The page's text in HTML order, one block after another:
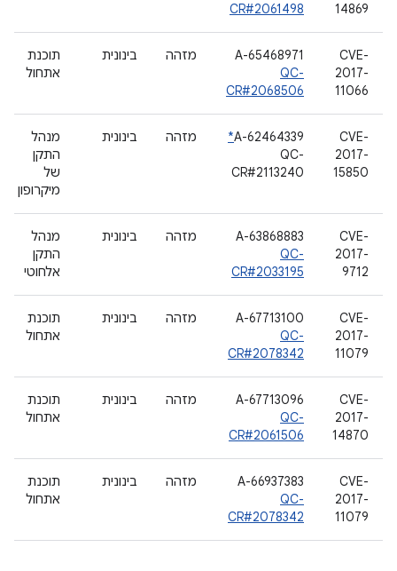
14869
CR#2061498
CVE-
2017-
11066
A-65468971
QC-
CR#2068506
מזהה בינונית
תוכנת
אתחול
CVE-
2017-
15850
A-62464339
*
QC-
CR#2113240
מזהה בינונית
מנהל
התקן
של
מיקרופון
CVE-
2017-
9712
A-63868883
QC-
CR#2033195
מזהה בינונית
מנהל
התקן
אלחוטי
CVE-
2017-
11079
A-67713100
QC-
CR#2078342
מזהה בינונית
תוכנת
אתחול
CVE-
2017-
14870
A-67713096
QC-
CR#2061506
מזהה בינונית
תוכנת
אתחול
CVE-
2017-
11079
A-66937383
QC-
CR#2078342
מזהה בינונית
תוכנת
אתחול